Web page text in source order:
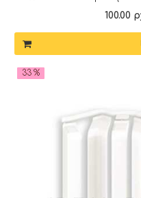
100.00
33 %